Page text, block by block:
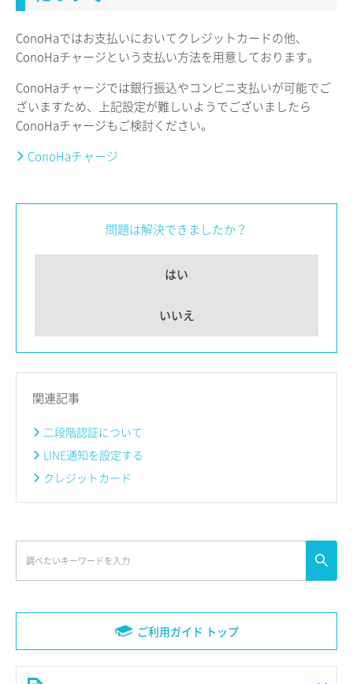
ご利用ガイド トップ
ConoHaではお支払いにおいてクレジットカードの他、
ConoHaチャージという支払い方法を用意しております。
ConoHaチャージでは銀行振込やコンビニ支払いが可能でご
ざいますため、上記設定が難しいようでございましたら
ConoHaチャージもご検討ください。
ConoHaチャージ
問題は解決できましたか？
はい
いいえ
関連記事
二段階認証について
LINE通知を設定する
クレジットカード